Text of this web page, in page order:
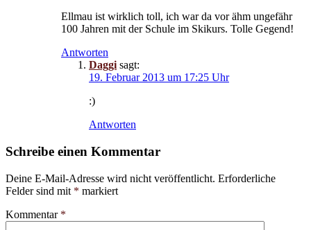
Ellmau ist wirklich toll, ich war da vor ähm ungefähr
100 Jahren mit der Schule im Skikurs. Tolle Gegend!
Antworten
Daggi sagt:
19. Februar 2013 um 17:25 Uhr
:)
Antworten
Schreibe einen Kommentar
Deine E-Mail-Adresse wird nicht veröffentlicht. Erforderliche
Felder sind mit * markiert
Kommentar *